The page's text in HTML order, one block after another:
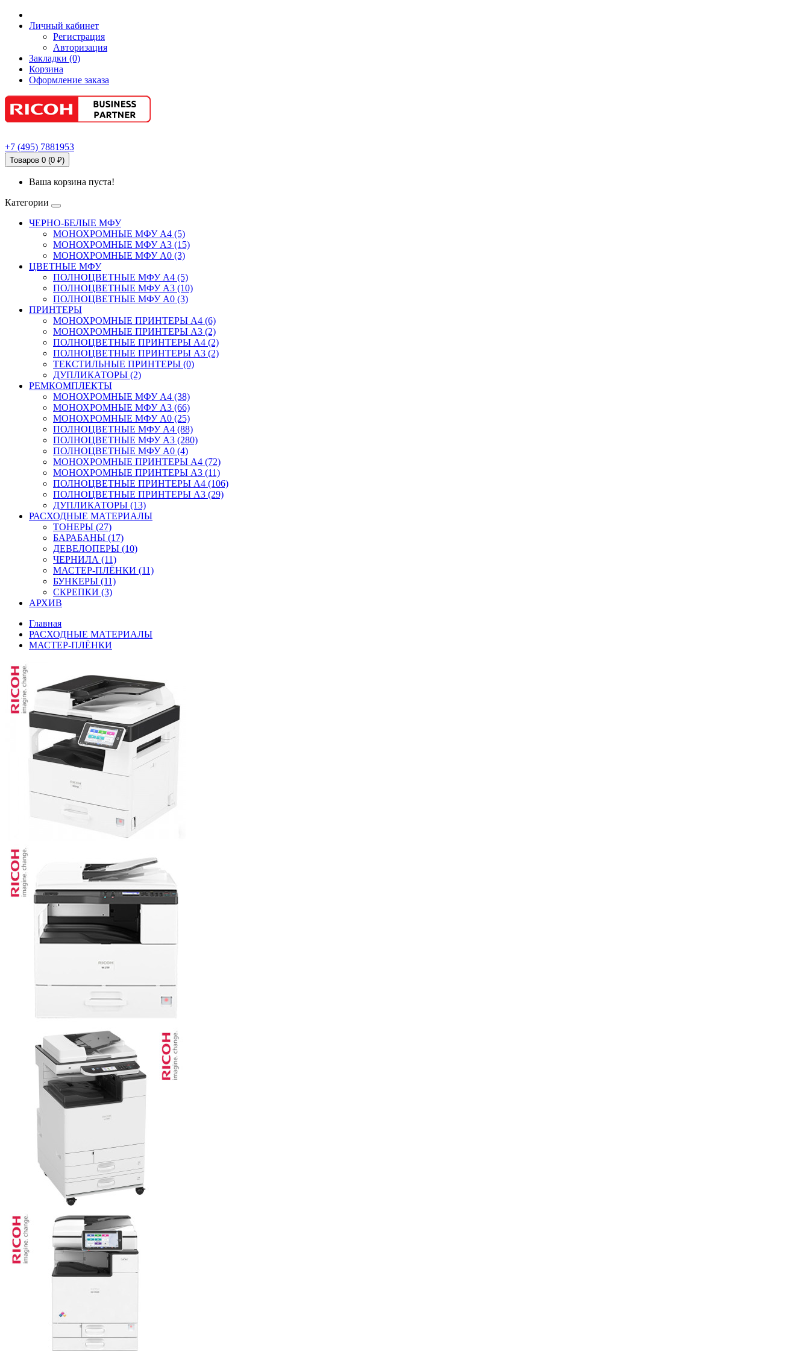
Личный кабинет
Регистрация
Авторизация
Закладки (0)
Корзина
Оформление заказа
+7 (495) 7881953
Товаров 0 (0 ₽)
Ваша корзина пуста!
Категории
ЧЕРНО-БЕЛЫЕ МФУ
МОНОХРОМНЫЕ МФУ А4 (5)
МОНОХРОМНЫЕ МФУ А3 (15)
МОНОХРОМНЫЕ МФУ А0 (3)
ЦВЕТНЫЕ МФУ
ПОЛНОЦВЕТНЫЕ МФУ А4 (5)
ПОЛНОЦВЕТНЫЕ МФУ А3 (10)
ПОЛНОЦВЕТНЫЕ МФУ А0 (3)
ПРИНТЕРЫ
МОНОХРОМНЫЕ ПРИНТЕРЫ А4 (6)
МОНОХРОМНЫЕ ПРИНТЕРЫ А3 (2)
ПОЛНОЦВЕТНЫЕ ПРИНТЕРЫ А4 (2)
ПОЛНОЦВЕТНЫЕ ПРИНТЕРЫ А3 (2)
ТЕКСТИЛЬНЫЕ ПРИНТЕРЫ (0)
ДУПЛИКАТОРЫ (2)
РЕМКОМПЛЕКТЫ
МОНОХРОМНЫЕ МФУ А4 (38)
МОНОХРОМНЫЕ МФУ А3 (66)
МОНОХРОМНЫЕ МФУ А0 (25)
ПОЛНОЦВЕТНЫЕ МФУ А4 (88)
ПОЛНОЦВЕТНЫЕ МФУ А3 (280)
ПОЛНОЦВЕТНЫЕ МФУ А0 (4)
МОНОХРОМНЫЕ ПРИНТЕРЫ А4 (72)
МОНОХРОМНЫЕ ПРИНТЕРЫ А3 (11)
ПОЛНОЦВЕТНЫЕ ПРИНТЕРЫ А4 (106)
ПОЛНОЦВЕТНЫЕ ПРИНТЕРЫ А3 (29)
ДУПЛИКАТОРЫ (13)
РАСХОДНЫЕ МАТЕРИАЛЫ
ТОНЕРЫ (27)
БАРАБАНЫ (17)
ДЕВЕЛОПЕРЫ (10)
ЧЕРНИЛА (11)
МАСТЕР-ПЛЁНКИ (11)
БУНКЕРЫ (11)
СКРЕПКИ (3)
АРХИВ
Главная
РАСХОДНЫЕ МАТЕРИАЛЫ
МАСТЕР-ПЛЁНКИ